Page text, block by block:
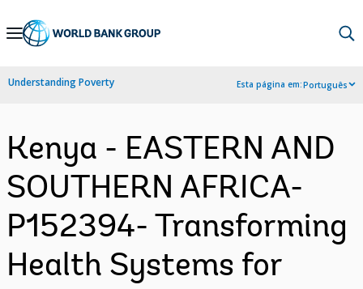
Skip
Navigation
Understanding Poverty Esta página em:Português
Kenya - EASTERN AND
SOUTHERN AFRICA-
P152394- Transforming
Health Systems for